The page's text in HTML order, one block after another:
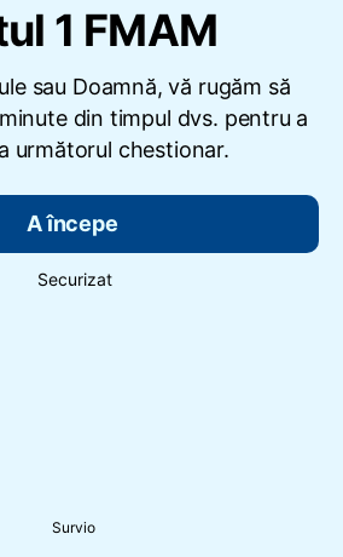
1 FMAM
sau Doamnă, vă rugăm să
din timpul dvs. pentru a
următorul chestionar.
A începe
Securizat
Survio